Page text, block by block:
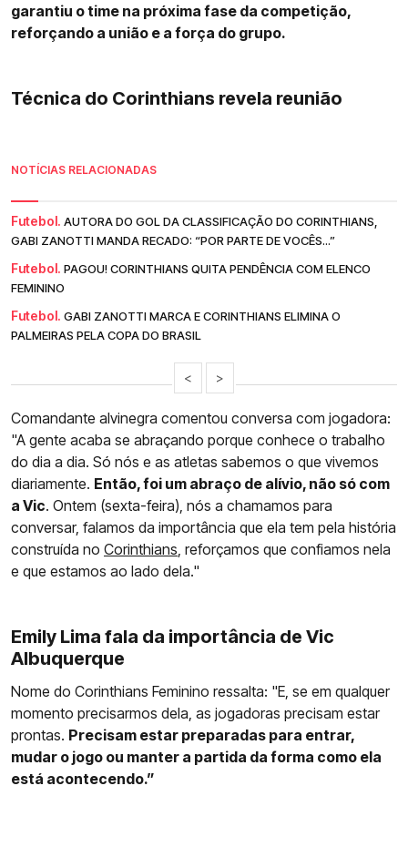
garantiu o time na próxima fase da competição,
reforçando a união e a força do grupo.
Técnica do Corinthians revela reunião
NOTÍCIAS RELACIONADAS
Futebol. AUTORA DO GOL DA CLASSIFICAÇÃO DO CORINTHIANS,
GABI ZANOTTI MANDA RECADO: “POR PARTE DE VOCÊS...”
Futebol. PAGOU! CORINTHIANS QUITA PENDÊNCIA COM ELENCO
FEMININO
Futebol. GABI ZANOTTI MARCA E CORINTHIANS ELIMINA O
PALMEIRAS PELA COPA DO BRASIL
< >
Comandante alvinegra comentou conversa com jogadora:
"A gente acaba se abraçando porque conhece o trabalho
do dia a dia. Só nós e as atletas sabemos o que vivemos
diariamente. Então, foi um abraço de alívio, não só com
a Vic. Ontem (sexta-feira), nós a chamamos para
conversar, falamos da importância que ela tem pela história
construída no Corinthians , reforçamos que confiamos nela
e que estamos ao lado dela."
Emily Lima fala da importância de Vic
Albuquerque
Nome do Corinthians Feminino ressalta: "E, se em qualquer
momento precisarmos dela, as jogadoras precisam estar
prontas. Precisam estar preparadas para entrar,
mudar o jogo ou manter a partida da forma como ela
está acontecendo.”